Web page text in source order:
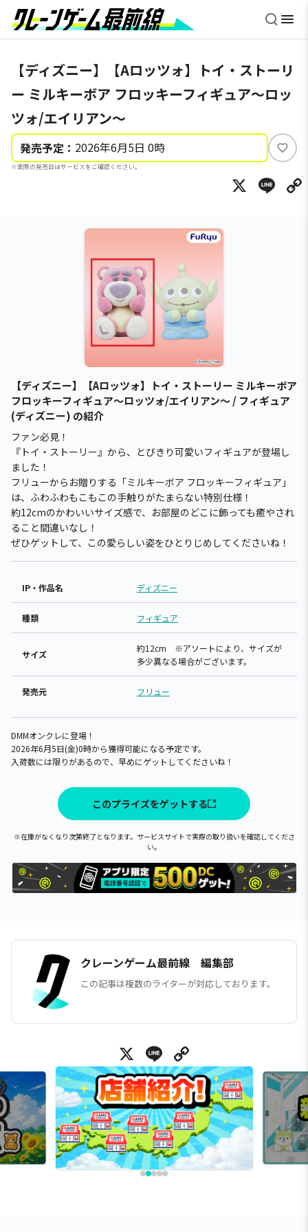
【ディズニー】【Aロッツォ】トイ・ストーリ
ー ミルキーボア フロッキーフィギュア～ロッ
ツォ/エイリアン～
発売予定： 2026年6月5日 0時
※実際の発売日はサービスをご確認ください。
い
ね
X
【ディズニー】【Aロッツォ】トイ・ストーリー ミルキーボア
フロッキーフィギュア～ロッツォ/エイリアン～ / フィギュア
(ディズニー) の紹介
ファン必見！
『トイ・ストーリー』から、とびきり可愛いフィギュアが登場し
ました！
フリューからお贈りする「ミルキーボア フロッキーフィギュア」
は、ふわふわもこもこの手触りがたまらない特別仕様！
約12cmのかわいいサイズ感で、お部屋のどこに飾っても癒やされ
ること間違いなし！
ぜひゲットして、この愛らしい姿をひとりじめしてくださいね！
IP・作品名 ディズニー
種類 フィギュア
サイズ
約12cm ※アソートにより、サイズが
多少異なる場合がございます。
発売元 フリュー
DMMオンクレに登場！
2026年6月5日(金)0時から獲得可能になる予定です。
入荷数には限りがあるので、早めにゲットしてくださいね！
このプライズをゲットする
※在庫がなくなり次第終了となります。サービスサイトで実際の取り扱いを確認してくださ
い。
クレーンゲーム最前線 編集部
この記事は複数のライターが対応しております。
X Line